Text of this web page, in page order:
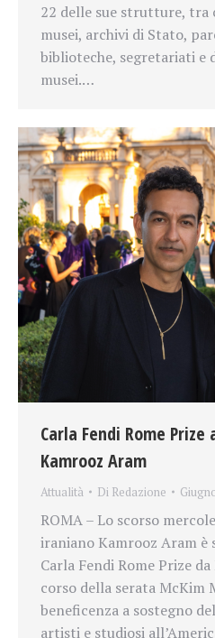
22 delle sue strutture,
musei, archivi di Stato,
biblioteche, segretariati e
musei.…
Carla Fendi Rome
Kamrooz Aram
Attualità Di Redazione
ROMA – Lo scorso
iraniano Kamrooz Aram
Carla Fendi Rome Prize
corso della serata McKim
beneficenza a sostegno
artisti e studiosi